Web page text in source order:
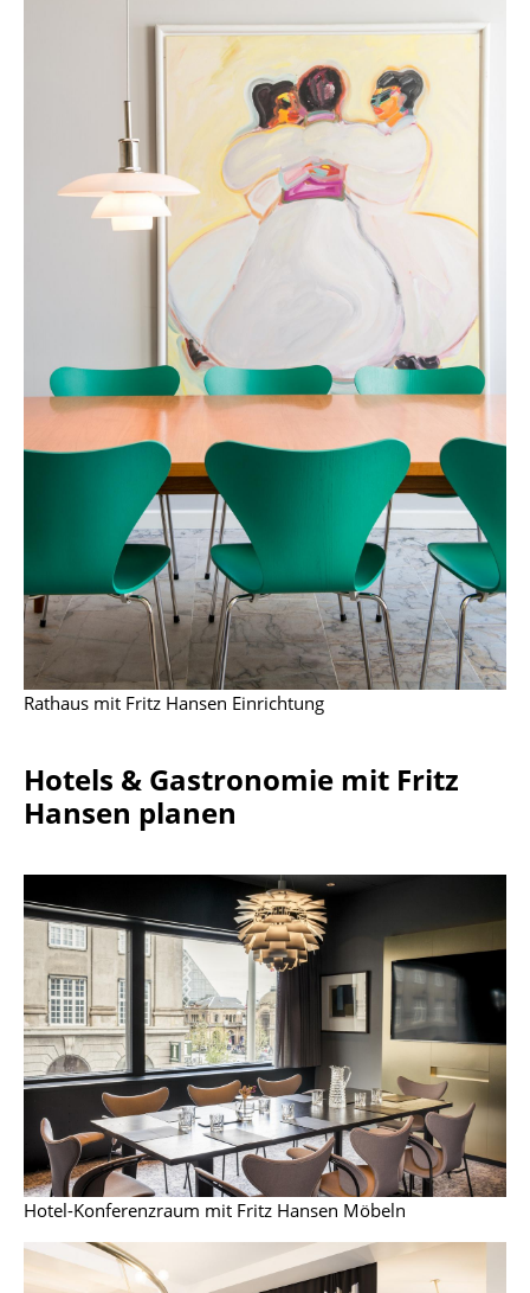
Nachttische & Bettzubehör
... alle Betten
Accessoires
Uhren
Figuren & Miniaturen
Tabletts
Büroutensilien
Aufbewahrungsboxen
Kissen
Teppiche
Vorhänge
Räume
Esszimmer
Schlafzimmer
Kinderzimmer
Arbeitszimmer
Diele
Badezimmer
Balkon & Garten
Rathaus mit Fritz Hansen Einrichtung
Hotels & Gastronomie mit Fritz
Hansen planen
Hotel-Konferenzraum mit Fritz Hansen Möbeln